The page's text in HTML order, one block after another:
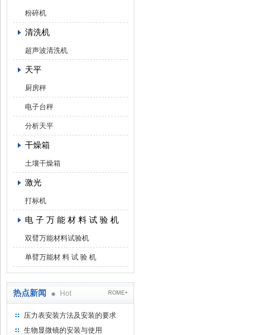
粉碎机
清洗机
超声波清洗机
天平
厨房秤
电子台秤
分析天平
干燥箱
土壤干燥箱
激光
打标机
电 子 万 能 材 料 试 验 机
双臂万能材料试验机
单臂万能材 料 试 验 机
热点新闻 Hot ROME+
压力表安装方法及安装的要求
生物显微镜的安装与使用